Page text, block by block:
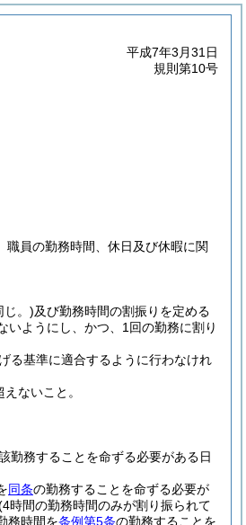
平成7年3月31日
規則第10号
職員の勤務時間、休日及び休暇に関
じ。)及び勤務時間の割振りを定める
いようにし、かつ、1回の勤務に割り
る基準に適合するように行わなけれ
ないこと。
勤務することを命ずる必要がある日
同条の勤務することを命ずる必要が
時間の勤務時間のみが割り振られて
務時間を条例第5条の勤務することを